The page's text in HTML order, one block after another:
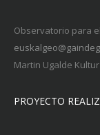
Observatorio para
Martin Ugalde
PROYECTO